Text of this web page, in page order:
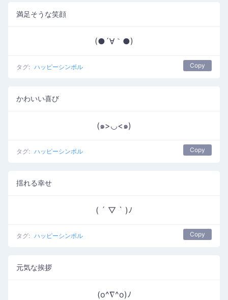
満足そうな笑顔
(●´∀｀●)
タグ: ハッピーシンボル Copy
かわいい喜び
(๑>◡<๑)
タグ: ハッピーシンボル Copy
揺れる幸せ
( ´ ▽ ` )ﾉ
タグ: ハッピーシンボル Copy
元気な挨拶
(o^∇^o)ﾉ